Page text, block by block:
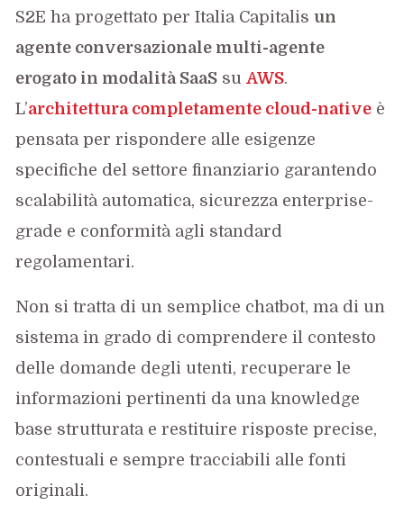
S2E ha progettato per Italia Capitalisun
agente conversazionale multi-agente
erogato in modalità SaaS suAWS.
L’architettura completamente cloud-native è
pensata per rispondere alle esigenze
specifiche del settore finanziario garantendo
scalabilità automatica, sicurezza enterprise-
grade e conformità agli standard
regolamentari.
Non si tratta di un semplice chatbot, ma di un
sistema in grado di comprendere il contesto
delle domande degli utenti, recuperare le
informazioni pertinenti da una knowledge
base strutturata e restituire risposte precise,
contestuali e sempre tracciabili alle fonti
originali.